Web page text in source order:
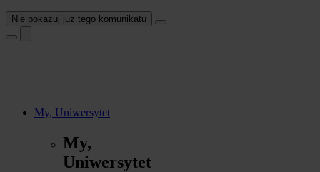
Nie pokazuj już tego komunikatu
My, Uniwersytet
My,
Uniwersytet